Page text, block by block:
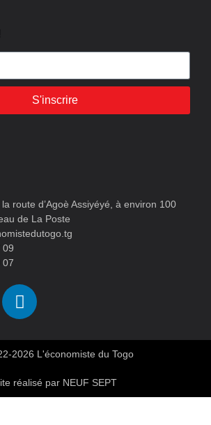
S'inscrire
route d’Agoè Assiyéyé, à environ 100
de La Poste
09
07
2026 L'économiste du Togo
réalisé par NEUF SEPT